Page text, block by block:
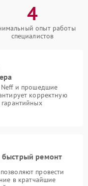
4
опыт работы
специалистов
Neff и прошедшие
корректную
быстрый ремонт
провести
в кратчайшие